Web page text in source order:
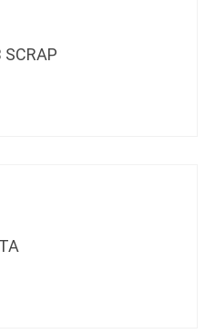
SCRAP